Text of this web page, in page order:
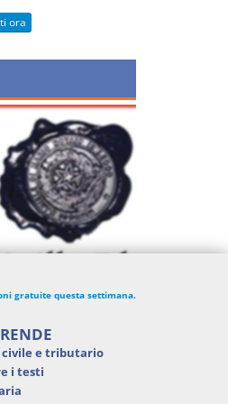
ora
gratuite questa settimana.
e tributario
i testi